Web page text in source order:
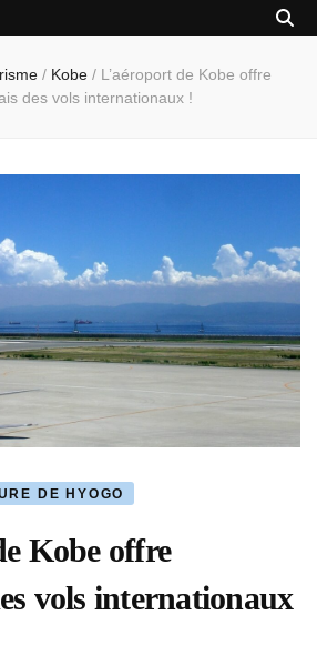
/ Kobe / L’aéroport de Kobe offre
des vols internationaux !
DE HYOGO
Kobe offre
vols internationaux